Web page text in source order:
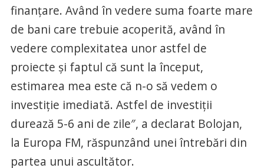
finanțare. Având în vedere suma foarte mare
de bani care trebuie acoperită, având în
vedere complexitatea unor astfel de
proiecte și faptul că sunt la început,
estimarea mea este că n-o să vedem o
investiție imediată. Astfel de investiții
durează 5-6 ani de zile″, a declarat Bolojan,
la Europa FM, răspunzând unei întrebări din
partea unui ascultător.